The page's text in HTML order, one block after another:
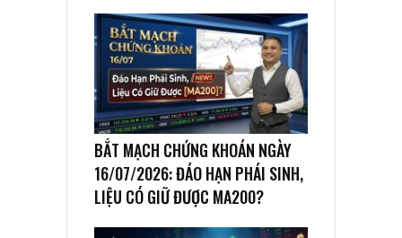
BẮT MẠCH CHỨNG KHOÁN NGÀY
16/07/2026: ĐÁO HẠN PHÁI SINH,
LIỆU CÓ GIỮ ĐƯỢC MA200?